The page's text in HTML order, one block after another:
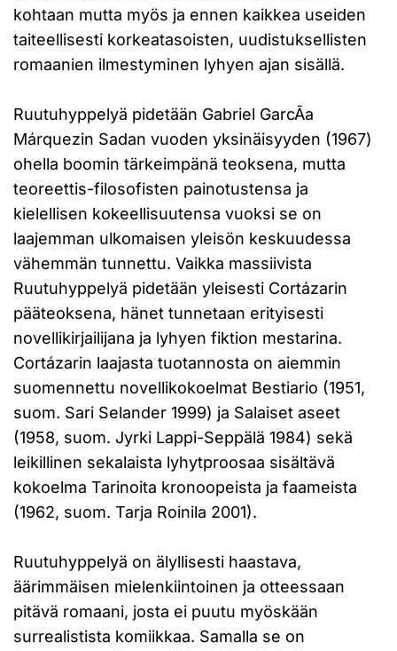
kohtaan mutta myös ja ennen kaikkea useiden
taiteellisesti korkeatasoisten, uudistuksellisten
romaanien ilmestyminen lyhyen ajan sisällä.
Ruutuhyppelyä pidetään Gabriel GarcÃ­a
Márquezin Sadan vuoden yksinäisyyden (1967)
ohella boomin tärkeimpänä teoksena, mutta
teoreettis-filosofisten painotustensa ja
kielellisen kokeellisuutensa vuoksi se on
laajemman ulkomaisen yleisön keskuudessa
vähemmän tunnettu. Vaikka massiivista
Ruutuhyppelyä pidetään yleisesti Cortázarin
pääteoksena, hänet tunnetaan erityisesti
novellikirjailijana ja lyhyen fiktion mestarina.
Cortázarin laajasta tuotannosta on aiemmin
suomennettu novellikokoelmat Bestiario (1951,
suom. Sari Selander 1999) ja Salaiset aseet
(1958, suom. Jyrki Lappi-Seppälä 1984) sekä
leikillinen sekalaista lyhytproosaa sisältävä
kokoelma Tarinoita kronoopeista ja faameista
(1962, suom. Tarja Roinila 2001).
Ruutuhyppelyä on älyllisesti haastava,
äärimmäisen mielenkiintoinen ja otteessaan
pitävä romaani, josta ei puutu myöskään
surrealistista komiikkaa. Samalla se on